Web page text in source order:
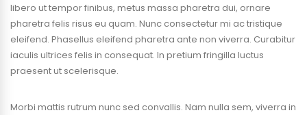
libero ut tempor finibus, metus massa pharetra dui, ornare
pharetra felis risus eu quam. Nunc consectetur mi ac tristique
eleifend. Phasellus eleifend pharetra ante non viverra. Curabitur
iaculis ultrices felis in consequat. In pretium fringilla luctus
praesent ut scelerisque.
Morbi mattis rutrum nunc sed convallis. Nam nulla sem, viverra in